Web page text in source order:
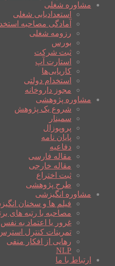
مشاوره شغلی
استعدادیابی شغلی
آمادگی مصاحبه
رزومه شغلی
بورس
ثبت شرکت
استارت آپ
کاریابی‌ها
استخدام دولتی
مجوز داروخانه
مشاوره پژوهشی
شروع یک پژوهش
سمینار
پروپوزال
پایان نامه
دفاعیه
مقاله فارسی
مقاله خارجی
ثبت اختراع
طرح پژوهشی
مشاوره انگیزشی
فیلم ها و سخنان
مصاحبه با رتبه های
غرور یا اعتماد به نفس
تمرینات کنترل
رهایی از افکار منفی
NLP
ارتباط با ما